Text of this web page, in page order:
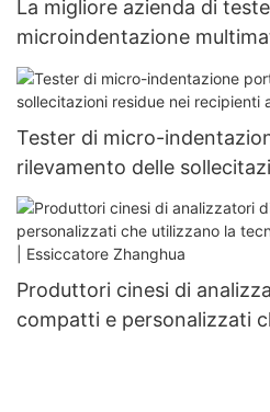
La migliore azienda di
microindentazione
misurazione della
Zhanghua Dryer
Tester di micro-
rilevamento delle
recipienti a pressione
Produttori cinesi di
compatti e personalizzati